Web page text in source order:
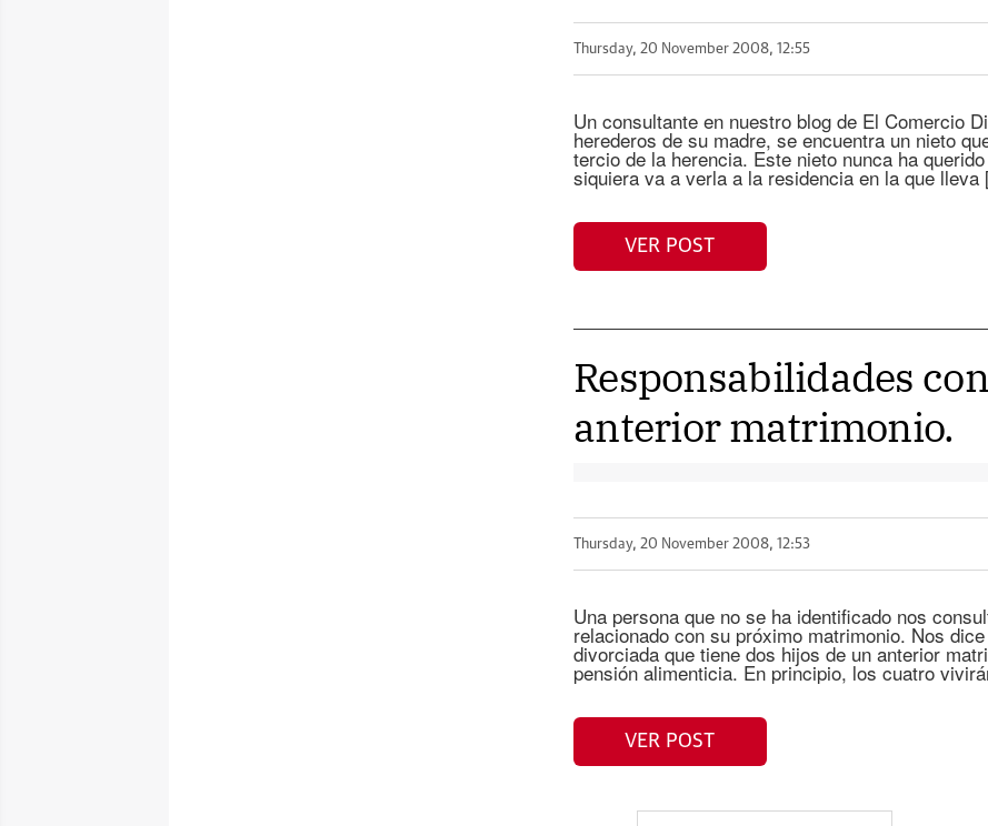
Thursday, 20 November 2008, 12:55
Un consultante en nuestro blog de El Comercio
herederos de su madre, se encuentra un nieto
tercio de la herencia. Este nieto nunca ha
siquiera va a verla a la residencia en la que
VER POST
Responsabilidades
anterior matrimonio.
Thursday, 20 November 2008, 12:53
Una persona que no se ha identificado nos
relacionado con su próximo matrimonio. Nos
divorciada que tiene dos hijos de un anterior
pensión alimenticia. En principio, los cuatro
VER POST